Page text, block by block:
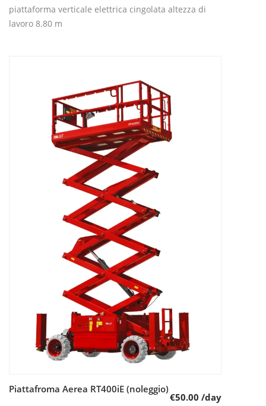
piattaforma verticale elettrica cingolata altezza di
lavoro 8.80 m
Leggi tutto
Piattafroma Aerea RT400iE (noleggio)
€50.00 /day